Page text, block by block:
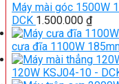
Máy mài góc 1500W
DCK 1.500.000 ₫
cưa đĩa 1100W
120W KSJ04-10 -